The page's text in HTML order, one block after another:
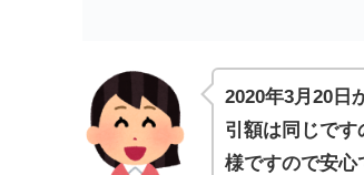
2020年3月20日
引額は同じで
様ですので安心